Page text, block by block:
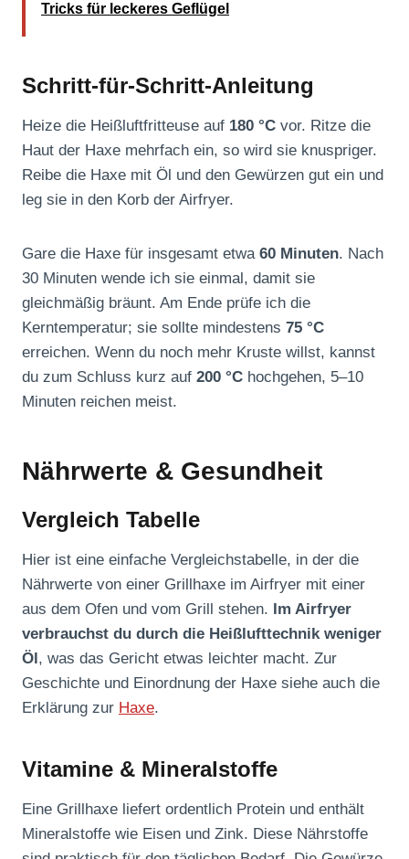
Tricks für leckeres Geflügel
Schritt-für-Schritt-Anleitung
Heize die Heißluftfritteuse auf 180 °C vor. Ritze die
Haut der Haxe mehrfach ein, so wird sie knuspriger.
Reibe die Haxe mit Öl und den Gewürzen gut ein und
leg sie in den Korb der Airfryer.
Gare die Haxe für insgesamt etwa 60 Minuten. Nach
30 Minuten wende ich sie einmal, damit sie
gleichmäßig bräunt. Am Ende prüfe ich die
Kerntemperatur; sie sollte mindestens 75 °C
erreichen. Wenn du noch mehr Kruste willst, kannst
du zum Schluss kurz auf 200 °C hochgehen, 5–10
Minuten reichen meist.
Nährwerte & Gesundheit
Vergleich Tabelle
Hier ist eine einfache Vergleichstabelle, in der die
Nährwerte von einer Grillhaxe im Airfryer mit einer
aus dem Ofen und vom Grill stehen.
Im Airfryer
verbrauchst du durch die Heißlufttechnik weniger
Öl , was das Gericht etwas leichter macht. Zur
Geschichte und Einordnung der Haxe siehe auch die
Erklärung zur Haxe.
Vitamine & Mineralstoffe
Eine Grillhaxe liefert ordentlich Protein und enthält
Mineralstoffe wie Eisen und Zink. Diese Nährstoffe